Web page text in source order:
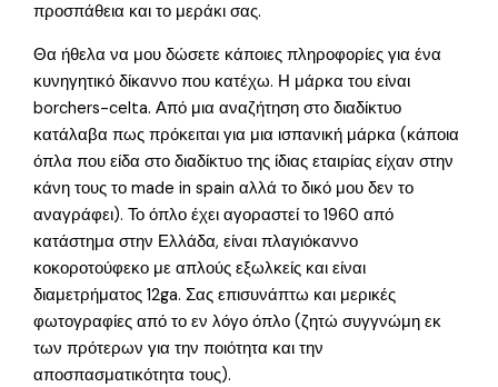
προσπάθεια και το μεράκι σας.
Θα ήθελα να μου δώσετε κάποιες πληροφορίες για ένα
κυνηγητικό δίκαννο που κατέχω. Η μάρκα του είναι
borchers-celta. Από μια αναζήτηση στο διαδίκτυο
κατάλαβα πως πρόκειται για μια ισπανική μάρκα (κάποια
όπλα που είδα στο διαδίκτυο της ίδιας εταιρίας είχαν στην
κάνη τους το made in spain αλλά το δικό μου δεν το
αναγράφει). Το όπλο έχει αγοραστεί το 1960 από
κατάστημα στην Ελλάδα, είναι πλαγιόκαννο
κοκοροτούφεκο με απλούς εξωλκείς και είναι
διαμετρήματος 12ga. Σας επισυνάπτω και μερικές
φωτογραφίες από το εν λόγο όπλο (ζητώ συγγνώμη εκ
των πρότερων για την ποιότητα και την
αποσπασματικότητα τους).